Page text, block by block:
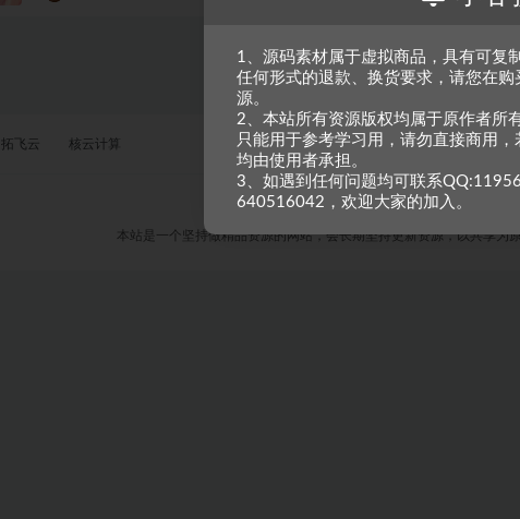
拓飞云 核云计算
Copyright © 2023 小甘牛人资源网
本站是一个坚持做精品资源的网站，会长期坚持更新资源，以共享为
1、源码素材属于虚拟商品，具有可复
任何形式的退款、换货要求，请您在
源。
2、本站所有资源版权均属于原作者所
只能用于参考学习用，请勿直接商用
均由使用者承担。
3、如遇到任何问题均可联系
640516042，欢迎大家的加入。